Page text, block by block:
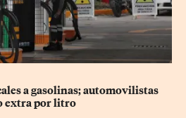
a gasolinas; automovilistas
extra por litro